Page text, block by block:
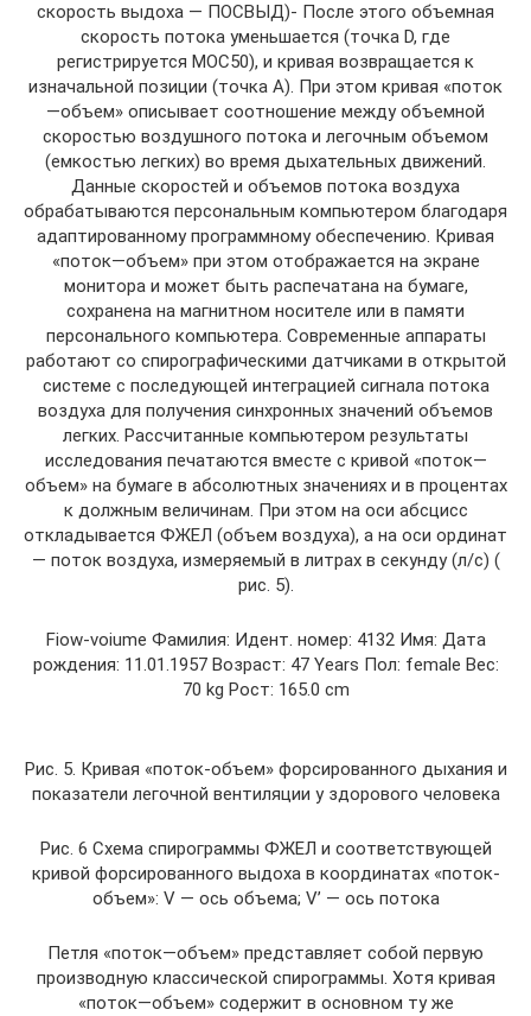
скорость выдоха — ПОСВЫД)- После этого объемная
скорость потока уменьшается (точка D, где
регистрируется МОС50), и кривая возвращается к
изначальной позиции (точка А). При этом кривая «поток
—объем» описывает соотношение между объемной
скоростью воздушного потока и легочным объемом
(емкостью легких) во время дыхательных движений.
Данные скоростей и объемов потока воздуха
обрабатываются персональным компьютером благодаря
адаптированному программному обеспечению. Кривая
«поток—объем» при этом отображается на экране
монитора и может быть распечатана на бумаге,
сохранена на магнитном носителе или в памяти
персонального компьютера. Современные аппараты
работают со спирографическими датчиками в открытой
системе с последующей интеграцией сигнала потока
воздуха для получения синхронных значений объемов
легких. Рассчитанные компьютером результаты
исследования печатаются вместе с кривой «поток—
объем» на бумаге в абсолютных значениях и в процентах
к должным величинам. При этом на оси абсцисс
откладывается ФЖЕЛ (объем воздуха), а на оси ординат
— поток воздуха, измеряемый в литрах в секунду (л/с) (
рис. 5).
Fiow-voiume Фамилия: Идент. номер: 4132 Имя: Дата
рождения: 11.01.1957 Возраст: 47 Years Пол: female Вес:
70 kg Рост: 165.0 cm
Рис. 5. Кривая «поток-объем» форсированного дыхания и
показатели легочной вентиляции у здорового человека
Рис. 6 Схема спирограммы ФЖЕЛ и соответствующей
кривой форсированного выдоха в координатах «поток-
объем»: V — ось объема; V’ — ось потока
Петля «поток—объем» представляет собой первую
производную классической спирограммы. Хотя кривая
«поток—объем» содержит в основном ту же